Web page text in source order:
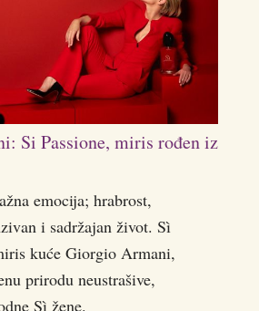
Si Passione, miris rođen iz
emocija; hrabrost,
i sadržajan život. Sì
kuće Giorgio Armani,
prirodu neustrašive,
Sì žene.